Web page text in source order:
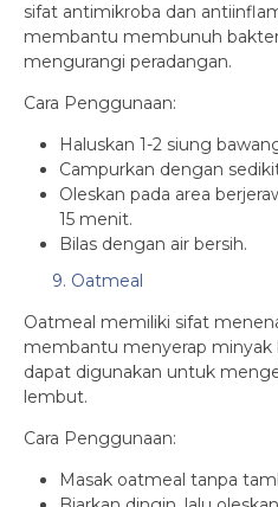
sifat antimikroba dan
membantu membunuh
mengurangi peradangan.
Cara Penggunaan:
Haluskan 1-2 siung
Campurkan dengan
Oleskan pada area
15 menit.
Bilas dengan air bersih.
9. Oatmeal
Oatmeal memiliki sifat
membantu menyerap minyak
dapat digunakan untuk
lembut.
Cara Penggunaan:
Masak oatmeal tanpa